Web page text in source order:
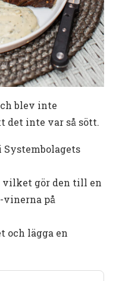
blev inte
det inte var så sött.
vilket gör den till en
vinerna på
och lägga en